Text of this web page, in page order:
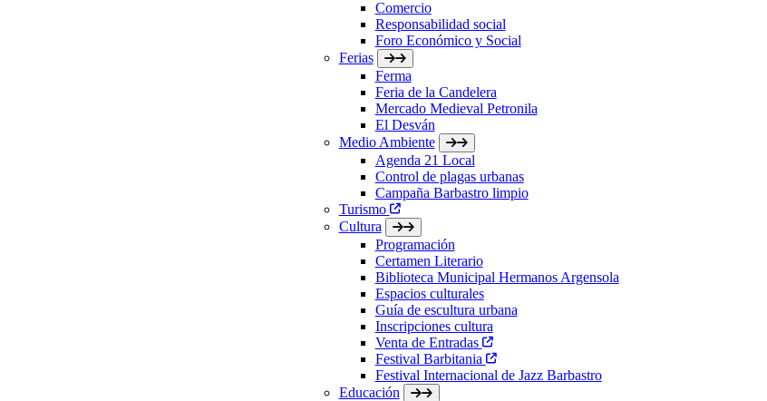
Comercio
Responsabilidad social
Foro Económico y Social
Ferias
Ferma
Feria de la Candelera
Mercado Medieval Petronila
El Desván
Medio Ambiente
Agenda 21 Local
Control de plagas urbanas
Campaña Barbastro limpio
Turismo
Cultura
Programación
Certamen Literario
Biblioteca Municipal Hermanos Argensola
Espacios culturales
Guía de escultura urbana
Inscripciones cultura
Venta de Entradas
Festival Barbitania
Festival Internacional de Jazz Barbastro
Educación